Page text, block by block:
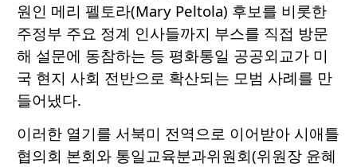
원인 메리 펠토라(Mary Peltola) 후보를 비롯한
주정부 주요 정계 인사들까지 부스를 직접 방문
해 설문에 동참하는 등 평화통일 공공외교가 미
국 현지 사회 전반으로 확산되는 모범 사례를 만
들어냈다.
이러한 열기를 서북미 전역으로 이어받아 시애틀
협의회 본회와 통일교육분과위원회(위원장 윤혜